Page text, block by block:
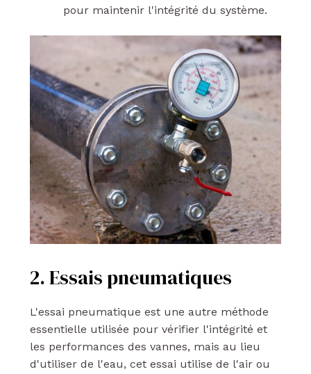
pour maintenir l'intégrité du système.
2. Essais pneumatiques
L'essai pneumatique est une autre méthode
essentielle utilisée pour vérifier l'intégrité et
les performances des vannes, mais au lieu
d'utiliser de l'eau, cet essai utilise de l'air ou